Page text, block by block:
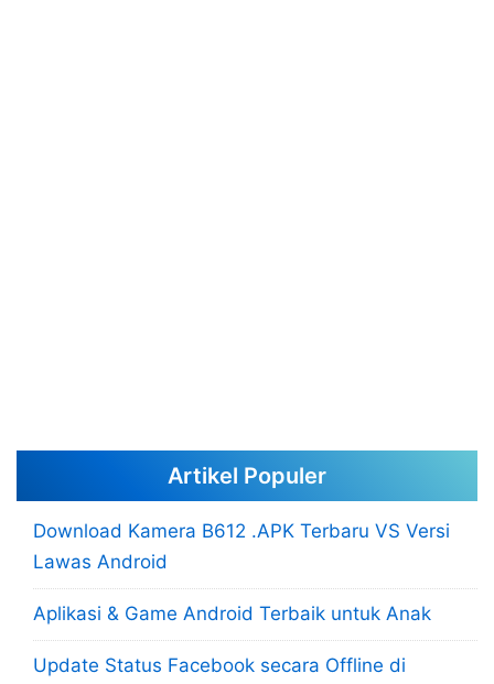
Artikel Populer
Download Kamera B612 .APK Terbaru VS Versi
Lawas Android
Aplikasi & Game Android Terbaik untuk Anak
Update Status Facebook secara Offline di